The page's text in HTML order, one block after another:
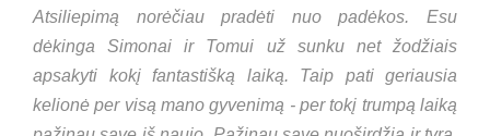
Atsiliepimą norėčiau pradėti nuo padėkos. Esu
dėkinga Simonai ir Tomui už sunku net žodžiais
apsakyti kokį fantastišką laiką. Taip pati geriausia
kelionė per visą mano gyvenimą - per tokį trumpą laiką